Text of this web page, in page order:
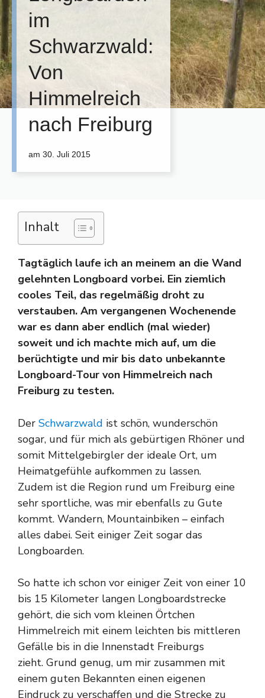
im
Schwarzwald:
Von
Himmelreich
nach Freiburg
am 30. Juli 2015
Inhalt
Tagtäglich laufe ich an meinem an die Wand
gelehnten Longboard vorbei. Ein ziemlich
cooles Teil, das regelmäßig droht zu
verstauben. Am vergangenen Wochenende
war es dann aber endlich (mal wieder)
soweit und ich machte mich auf, um die
berüchtigte und mir bis dato unbekannte
Longboard-Tour von Himmelreich nach
Freiburg zu testen.
Der Schwarzwald ist schön, wunderschön
sogar, und für mich als gebürtigen Rhöner und
somit Mittelgebirgler der ideale Ort, um
Heimatgefühle aufkommen zu lassen.
Zudem ist die Region rund um Freiburg eine
sehr sportliche, was mir ebenfalls zu Gute
kommt. Wandern, Mountainbiken – einfach
alles dabei. Seit einiger Zeit sogar das
Longboarden.
So hatte ich schon vor einiger Zeit von einer 10
bis 15 Kilometer langen Longboardstrecke
gehört, die sich vom kleinen Örtchen
Himmelreich mit einem leichten bis mittleren
Gefälle bis in die Innenstadt Freiburgs
zieht. Grund genug, um mir zusammen mit
einem guten Bekannten einen eigenen
Eindruck zu verschaffen und die Strecke zu